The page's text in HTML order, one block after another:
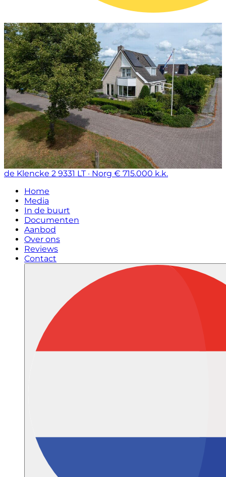
de Klencke 2 9331 LT · Norg € 715.000 k.k.
Home
Media
In de buurt
Documenten
Aanbod
Over ons
Reviews
Contact